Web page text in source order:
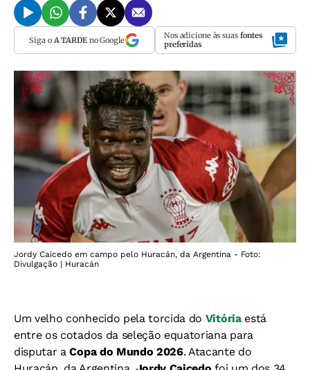
Siga o A TARDEno Google Nos adicione às suas fontes
preferidas
Jordy Caicedo em campo pelo Huracán, da Argentina - Foto:
Divulgação | Huracán
Um velho conhecido pela torcida do Vitóriaestá
entre os cotados da seleção equatoriana para
disputar aCopa do Mundo 2026. Atacante do